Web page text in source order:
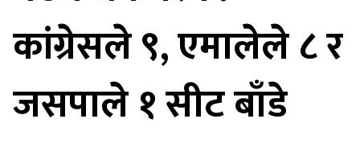
कांग्रेसले ९, एमालेले ८ र
जसपाले १ सीट बाँडे